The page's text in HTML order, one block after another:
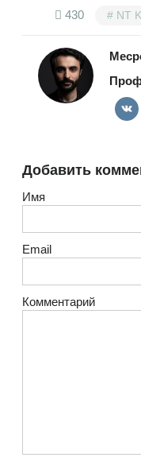
430 NT
Добавить
Имя
Email
Комментарий